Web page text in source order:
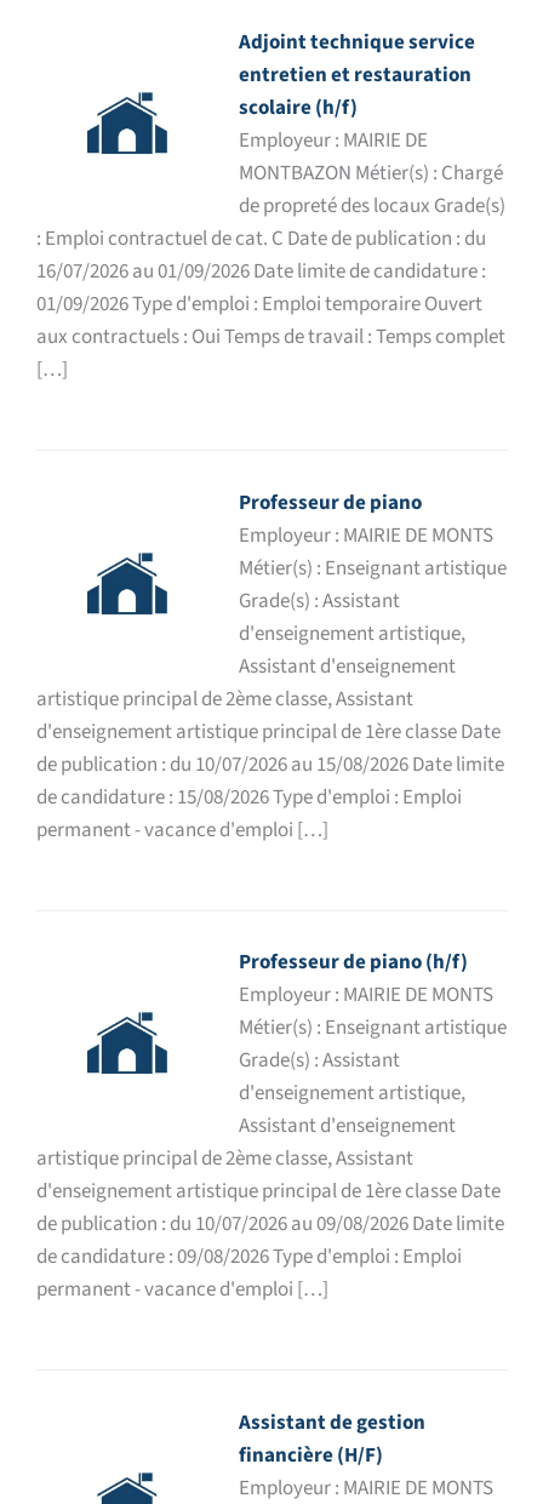
Adjoint technique service
entretien et restauration
scolaire (h/f)
Employeur : MAIRIE DE
MONTBAZON Métier(s) : Chargé
de propreté des locaux Grade(s)
: Emploi contractuel de cat. C Date de publication : du
16/07/2026 au 01/09/2026 Date limite de candidature :
01/09/2026 Type d'emploi : Emploi temporaire Ouvert
aux contractuels : Oui Temps de travail : Temps complet
[…]
Professeur de piano
Employeur : MAIRIE DE MONTS
Métier(s) : Enseignant artistique
Grade(s) : Assistant
d'enseignement artistique,
Assistant d'enseignement
artistique principal de 2ème classe, Assistant
d'enseignement artistique principal de 1ère classe Date
de publication : du 10/07/2026 au 15/08/2026 Date limite
de candidature : 15/08/2026 Type d'emploi : Emploi
permanent - vacance d'emploi […]
Professeur de piano (h/f)
Employeur : MAIRIE DE MONTS
Métier(s) : Enseignant artistique
Grade(s) : Assistant
d'enseignement artistique,
Assistant d'enseignement
artistique principal de 2ème classe, Assistant
d'enseignement artistique principal de 1ère classe Date
de publication : du 10/07/2026 au 09/08/2026 Date limite
de candidature : 09/08/2026 Type d'emploi : Emploi
permanent - vacance d'emploi […]
Assistant de gestion
financière (H/F)
Employeur : MAIRIE DE MONTS